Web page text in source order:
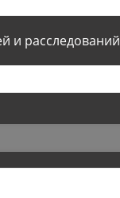
и расследований